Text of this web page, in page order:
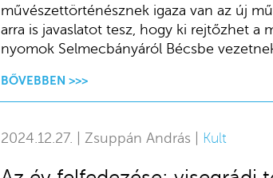
művészettörténésznek igaza van az új
arra is javaslatot tesz, hogy ki rejtőzhet a
nyomok Selmecbányáról Bécsbe
BŐVEBBEN >>>
2024.12.27. | Zsuppán András | Kult